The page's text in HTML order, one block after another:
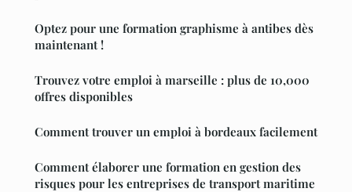
Optez pour une formation graphisme à antibes dès
maintenant !
Trouvez votre emploi à marseille : plus de 10,000
offres disponibles
Comment trouver un emploi à bordeaux facilement
Comment élaborer une formation en gestion des
risques pour les entreprises de transport maritime